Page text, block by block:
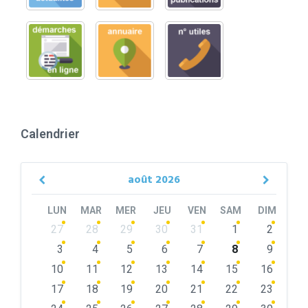
Calendrier
août 2026
Previous
LUN MAR MER JEU VEN SAM DIM
Skip
calendar
27 28 29 30 31 1
2
3
4 5 6 7 8
9
10
11 12 13 14 15
16
17
18 19 20 21 22
23